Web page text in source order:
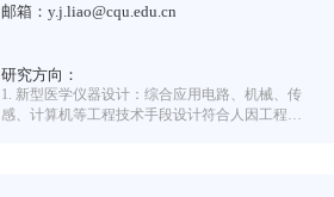
邮箱：y.j.liao@cqu.edu.cn
研究方向：
1. 新型医学仪器设计：综合应用电路、机械、传
感、计算机等工程技术手段设计符合人因工程的